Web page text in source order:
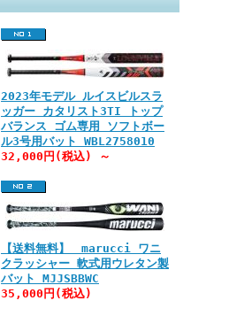
2023年モデル ルイスビルスラ
ッガー カタリスト3TI トップ
バランス ゴム専用 ソフトボー
ル3号用バット WBL2758010
32,000円(税込) ～
【送料無料】 marucci ワニ
クラッシャー 軟式用ウレタン製
バット MJJSBBWC
35,000円(税込)